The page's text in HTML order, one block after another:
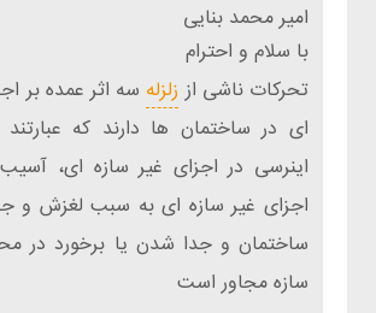
امیر محمد بنایی
با سلام و احترام
تحرکات ناشی از زلزله سه اثر عمده بر
ای در ساختمان ها دارند که
اینرسی در اجزای غیر سازه ای،
اجزای غیر سازه ای به سبب لغزش و
ساختمان و جدا شدن یا برخورد در
سازه مجاور است